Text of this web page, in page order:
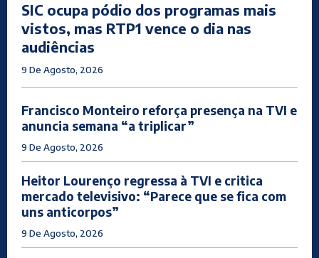
SIC ocupa pódio dos programas mais
vistos, mas RTP1 vence o dia nas
audiências
9 De Agosto, 2026
Francisco Monteiro reforça presença na TVI e
anuncia semana “a triplicar”
9 De Agosto, 2026
Heitor Lourenço regressa à TVI e critica
mercado televisivo: “Parece que se fica com
uns anticorpos”
9 De Agosto, 2026